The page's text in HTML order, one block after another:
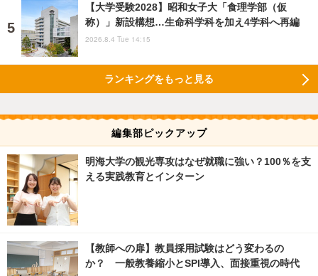
【大学受験2028】昭和女子大「食理学部（仮
称）」新設構想…生命科学科を加え4学科へ再編
2026.8.4 Tue 14:15
ランキングをもっと見る
編集部ピックアップ
明海大学の観光専攻はなぜ就職に強い？100％を支
える実践教育とインターン
【教師への扉】教員採用試験はどう変わるの
か？ 一般教養縮小とSPI導入、面接重視の時代